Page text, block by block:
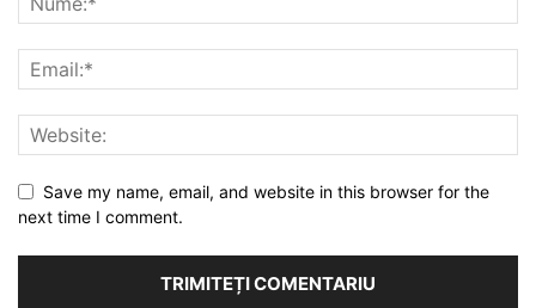
Save my name, email, and website in this browser for the
next time I comment.